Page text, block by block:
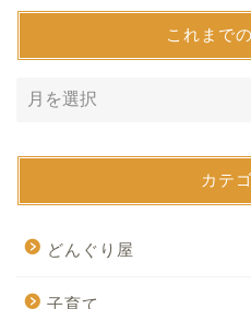
これまで
カテ
どんぐり屋
子育て